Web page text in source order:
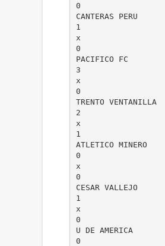
0
CANTERAS PERU
1
x
0
PACIFICO FC
3
x
0
TRENTO VENTANILLA
2
x
1
ATLETICO MINERO
0
x
0
CESAR VALLEJO
1
x
0
U DE AMERICA
0